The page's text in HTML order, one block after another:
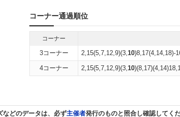
コーナー通過順位
コーナー
3コーナー 2,15(5,7,12,9)(3,10)8,17(4,14,18)-
4コーナー 2,15(5,7,12,9)(3,10
などのデータは、必ず主催者発行のものと照合し確認してくだ